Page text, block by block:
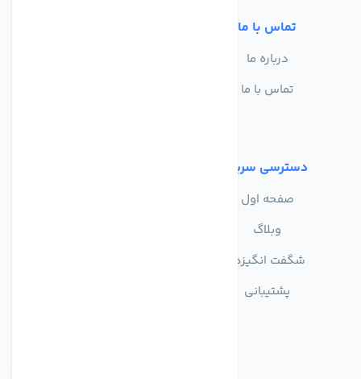
تماس با ما
درباره ما
تماس با ما
دسترسی سریع
صفحه اول
وبلاگ
شگفت انگیزها
پشتیبانی